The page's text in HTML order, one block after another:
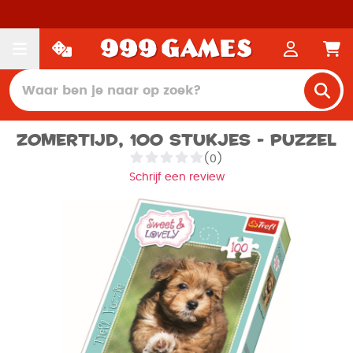
Zomertijd, 100 stukjes - Puzzel
(0)
Schrijf een review